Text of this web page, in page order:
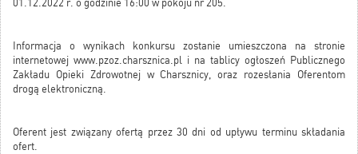
01.12.2022 r. o godzinie 16:00 w pokoju nr 205.
Informacja o wynikach konkursu zostanie umieszczona na stronie
internetowej www.pzoz.charsznica.pl i na tablicy ogłoszeń Publicznego
Zakładu Opieki Zdrowotnej w Charsznicy, oraz rozesłania Oferentom
drogą elektroniczną.
Oferent jest związany ofertą przez 30 dni od upływu terminu składania
ofert.